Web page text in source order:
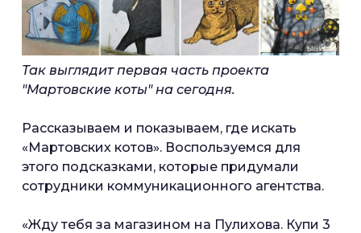
Так выглядит первая часть проекта
"Мартовские коты" на сегодня.
Рассказываем и показываем, где искать
«Мартовских котов». Воспользуемся для
этого подсказками, которые придумали
сотрудники коммуникационного агентства.
«Жду тебя за магазином на Пулихова. Купи 3